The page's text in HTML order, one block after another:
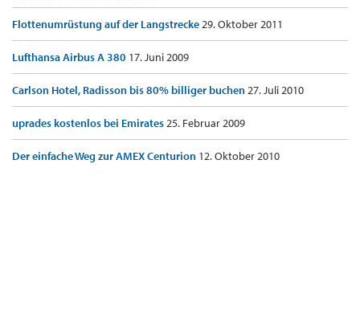
Flottenumrüstung auf der Langstrecke29. Oktober 2011
Lufthansa Airbus A 380 17. Juni 2009
Carlson Hotel, Radisson bis 80% billiger buchen27. Juli 2010
uprades kostenlos bei Emirates25. Februar 2009
Der einfache Weg zur AMEX Centurion 12. Oktober 2010